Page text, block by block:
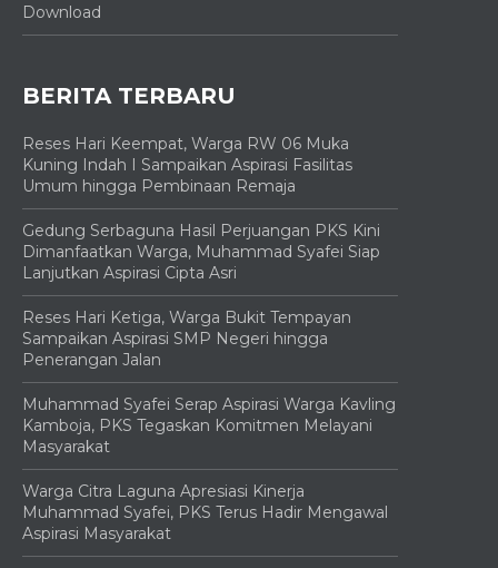
Download
BERITA TERBARU
Reses Hari Keempat, Warga RW 06 Muka
Kuning Indah I Sampaikan Aspirasi Fasilitas
Umum hingga Pembinaan Remaja
Gedung Serbaguna Hasil Perjuangan PKS Kini
Dimanfaatkan Warga, Muhammad Syafei Siap
Lanjutkan Aspirasi Cipta Asri
Reses Hari Ketiga, Warga Bukit Tempayan
Sampaikan Aspirasi SMP Negeri hingga
Penerangan Jalan
Muhammad Syafei Serap Aspirasi Warga Kavling
Kamboja, PKS Tegaskan Komitmen Melayani
Masyarakat
Warga Citra Laguna Apresiasi Kinerja
Muhammad Syafei, PKS Terus Hadir Mengawal
Aspirasi Masyarakat